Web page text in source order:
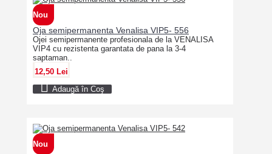
Nou
Oja semipermanenta Venalisa VIP5- 556
Ojei semipermanente profesionala de la VENALISA
VIP4 cu rezistenta garantata de pana la 3-4
saptaman..
12,50 Lei
Adaugă în Coş
Nou